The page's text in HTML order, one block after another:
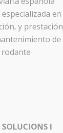
en
y prestación
de
SOLUCIONS I